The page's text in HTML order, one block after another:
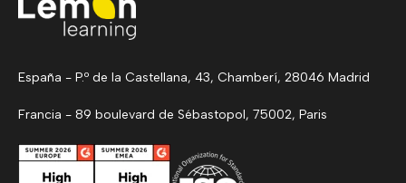
España - P.º de la Castellana, 43, Chamberí, 28046 Madrid
Francia - 89 boulevard de Sébastopol, 75002, Paris